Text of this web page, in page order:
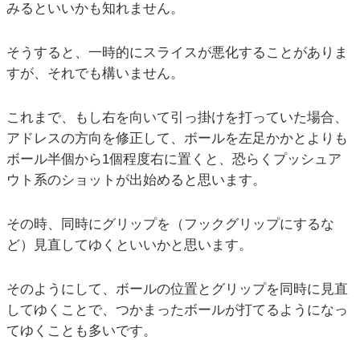
みるといいかも知れません。
そうすると、一時的にスライスが悪化することがありま
すが、それでも構いません。
これまで、もし右を向いて引っ掛けを打っていた場合、
アドレスの方向を修正して、ボールを左足かかとよりも
ボール半個から1個程度右に置くと、恐らくプッシュア
ウト系のショットが出始めると思います。
その時、同時にグリップを（フックグリップにするな
ど）見直してゆくといいかと思います。
そのようにして、ボールの位置とグリップを同時に見直
してゆくことで、つかまったボールが打てるようになっ
てゆくことも多いです。